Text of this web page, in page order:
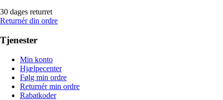
30 dages returret
Returnér din ordre
Tjenester
Min konto
Hjælpecenter
Følg min ordre
Returnér min ordre
Rabatkoder